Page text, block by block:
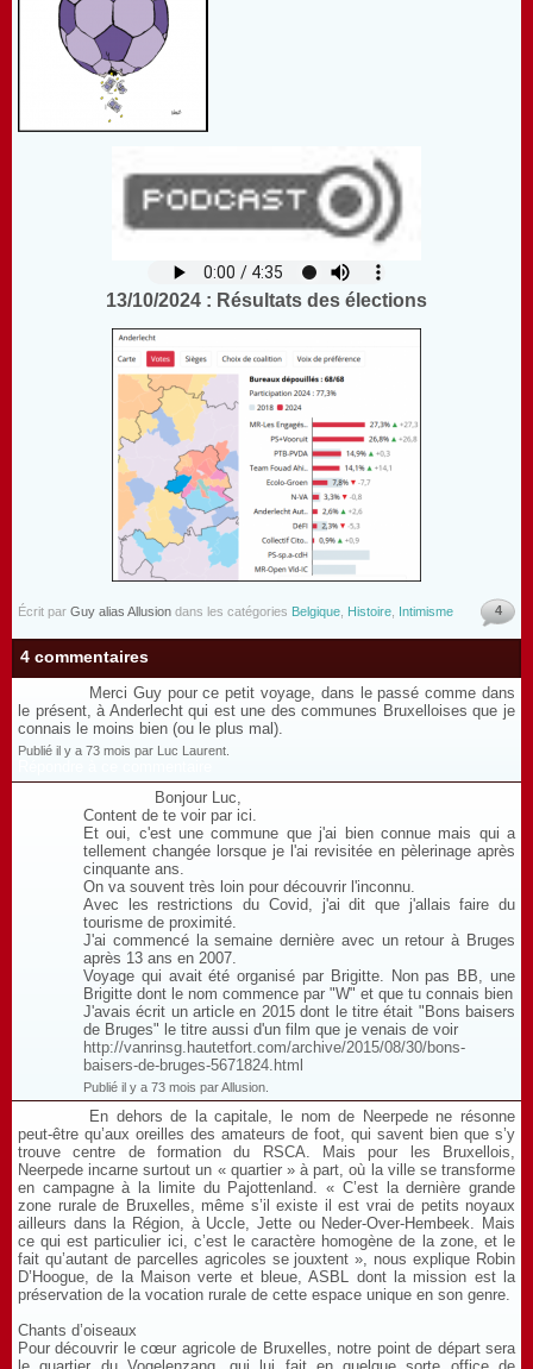
13/10/2024 : Résultats des élections
Écrit par Guy alias Allusion dans les catégories Belgique, Histoire, Intimisme 4
4 commentaires
Merci Guy pour ce petit voyage, dans le passé comme dans
le présent, à Anderlecht qui est une des communes Bruxelloises que je
connais le moins bien (ou le plus mal).
Publié il y a 73 mois par Luc Laurent.
Bonjour Luc,
Content de te voir par ici.
Et oui, c'est une commune que j'ai bien connue mais qui a
tellement changée lorsque je l'ai revisitée en pèlerinage après
cinquante ans.
On va souvent très loin pour découvrir l'inconnu.
Avec les restrictions du Covid, j'ai dit que j'allais faire du
tourisme de proximité.
J'ai commencé la semaine dernière avec un retour à Bruges
après 13 ans en 2007.
Voyage qui avait été organisé par Brigitte. Non pas BB, une
Brigitte dont le nom commence par "W" et que tu connais bien
J'avais écrit un article en 2015 dont le titre était "Bons baisers
de Bruges" le titre aussi d'un film que je venais de voir
http://vanrinsg.hautetfort.com/archive/2015/08/30/bons-
baisers-de-bruges-5671824.html
Publié il y a 73 mois par Allusion.
En dehors de la capitale, le nom de Neerpede ne résonne
peut-être qu’aux oreilles des amateurs de foot, qui savent bien que s’y
trouve centre de formation du RSCA. Mais pour les Bruxellois,
Neerpede incarne surtout un « quartier » à part, où la ville se transforme
en campagne à la limite du Pajottenland. « C’est la dernière grande
zone rurale de Bruxelles, même s’il existe il est vrai de petits noyaux
ailleurs dans la Région, à Uccle, Jette ou Neder-Over-Hembeek. Mais
ce qui est particulier ici, c’est le caractère homogène de la zone, et le
fait qu’autant de parcelles agricoles se jouxtent », nous explique Robin
D’Hoogue, de la Maison verte et bleue, ASBL dont la mission est la
préservation de la vocation rurale de cette espace unique en son genre.
Chants d’oiseaux
Pour découvrir le cœur agricole de Bruxelles, notre point de départ sera